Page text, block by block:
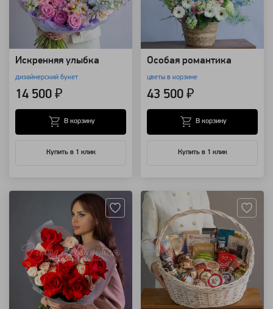
Искренняя улыбка
дизайнерский букет
14 500 ₽
Купить в 1 клик
В корзину
Особая романтика
цветы в корзине
43 500 ₽
Купить в 1 клик
В корзину